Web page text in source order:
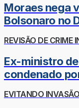
Moraes nega
Bolsonaro no
REVISÃO DE CRIME
Ex-ministro
condenado
EVITANDO